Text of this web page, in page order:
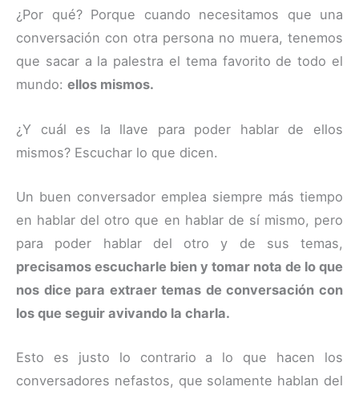
¿Por qué? Porque cuando necesitamos que una
conversación con otra persona no muera, tenemos
que sacar a la palestra el tema favorito de todo el
mundo: ellos mismos.
¿Y cuál es la llave para poder hablar de ellos
mismos? Escuchar lo que dicen.
Un buen conversador emplea siempre más tiempo
en hablar del otro que en hablar de sí mismo, pero
para poder hablar del otro y de sus temas,
precisamos escucharle bien y tomar nota de lo que
nos dice para extraer temas de conversación con
los que seguir avivando la charla.
Esto es justo lo contrario a lo que hacen los
conversadores nefastos, que solamente hablan del